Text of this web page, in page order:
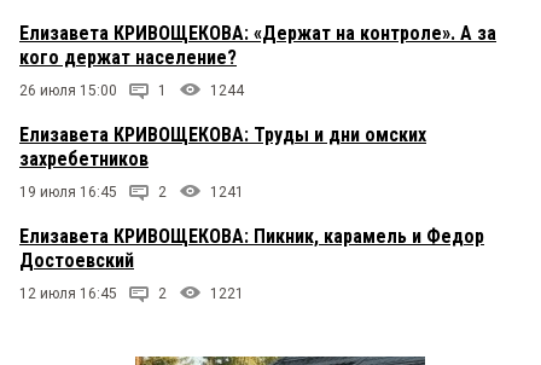
Елизавета КРИВОЩЕКОВА: «Держат на контроле». А за
кого держат население?
26 июля 15:00 1 1244
Елизавета КРИВОЩЕКОВА: Труды и дни омских
захребетников
19 июля 16:45 2 1241
Елизавета КРИВОЩЕКОВА: Пикник, карамель и Федор
Достоевский
12 июля 16:45 2 1221